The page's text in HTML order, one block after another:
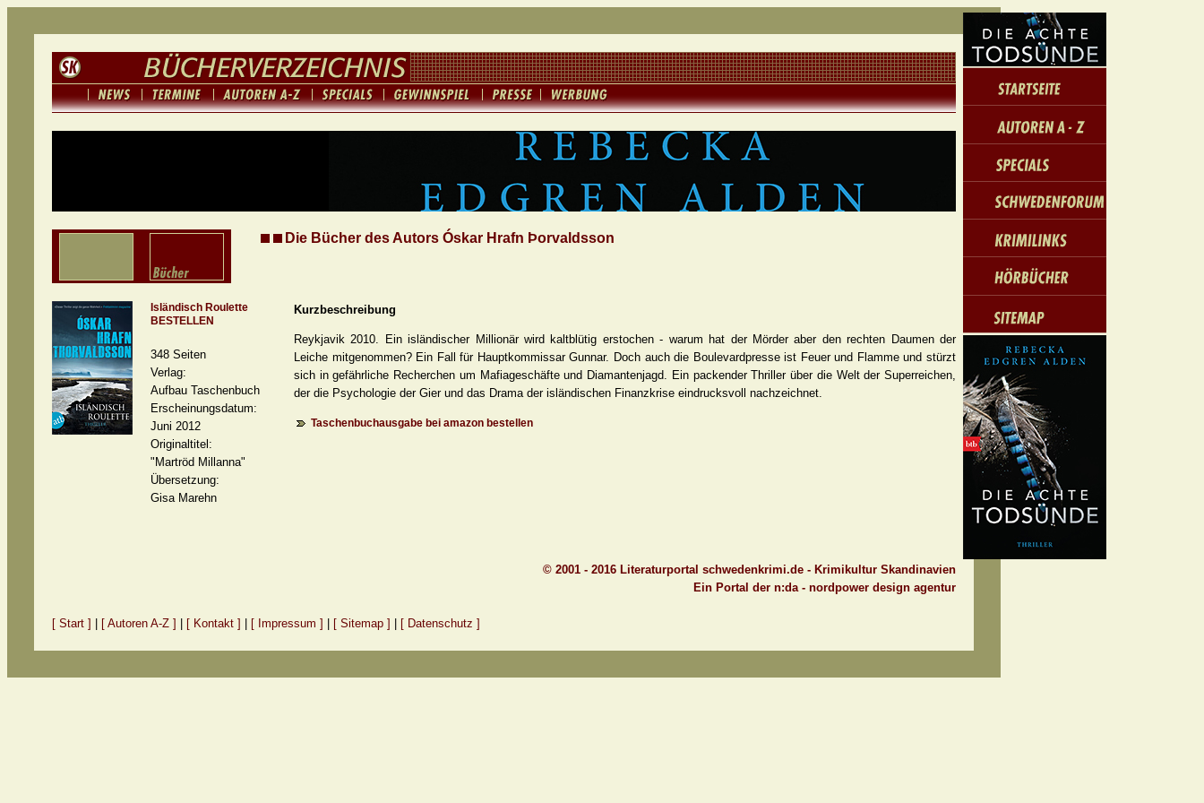
Die Bücher des Autors Óskar Hrafn Þorvaldsson
Isländisch Roulette
BESTELLEN
348 Seiten
Verlag:
Aufbau Taschenbuch
Erscheinungsdatum:
Juni 2012
Originaltitel:
"Martröd Millanna"
Übersetzung:
Gisa Marehn
Kurzbeschreibung
Reykjavik 2010. Ein isländischer Millionär wird kaltblütig erstochen - warum hat der Mörder aber den rechten Daumen der
Leiche mitgenommen? Ein Fall für Hauptkommissar Gunnar. Doch auch die Boulevardpresse ist Feuer und Flamme und stürzt
sich in gefährliche Recherchen um Mafiageschäfte und Diamantenjagd. Ein packender Thriller über die Welt der Superreichen,
der die Psychologie der Gier und das Drama der isländischen Finanzkrise eindrucksvoll nachzeichnet.
Taschenbuchausgabe bei amazon bestellen
© 2001 - 2016 Literaturportal schwedenkrimi.de - Krimikultur Skandinavien
Ein Portal der n:da - nordpower design agentur
[ Start ] [ Autoren A-Z ] [ Kontakt ] [ Impressum ] [ Sitemap ] [ Datenschutz ]